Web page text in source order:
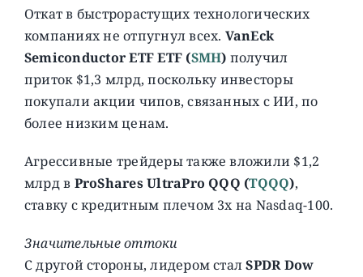
Откат в быстрорастущих технологических
компаниях не отпугнул всех. VanEck
Semiconductor ETF ETF (SMH) получил
приток $1,3 млрд, поскольку инвесторы
покупали акции чипов, связанных с ИИ, по
более низким ценам.
Агрессивные трейдеры также вложили $1,2
млрд в ProShares UltraPro QQQ (TQQQ),
ставку с кредитным плечом 3x на Nasdaq-100.
Значительные оттоки
С другой стороны, лидером сталSPDR Dow